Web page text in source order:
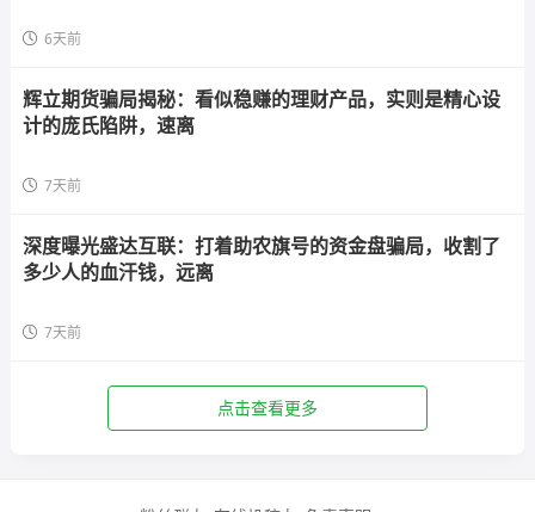
6天前
辉立期货骗局揭秘：看似稳赚的理财产品，实则是精心设
计的庞氏陷阱，速离
7天前
深度曝光盛达互联：打着助农旗号的资金盘骗局，收割了
多少人的血汗钱，远离
7天前
点击查看更多